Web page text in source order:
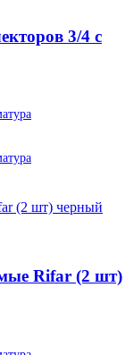
3/4 с
Rifar (2 шт)